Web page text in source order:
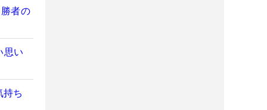
者の
思い
持ち